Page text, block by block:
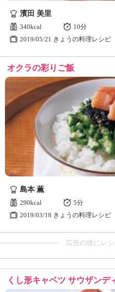
濱田 美里
340kcal
10分
2019/05/21 きょうの料理レシピ
オクラの彩りご飯
島本 薫
290kcal
5分
2019/03/18 きょうの料理レシピ
広告の後にレ
くし形キャベツ サウザンデ